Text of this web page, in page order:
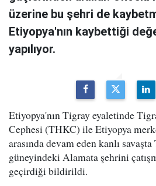
üzerine bu şehri de
Etiyopya'nın kaybettiği
yapılıyor.
Etiyopya'nın Tigray eyaletinde
Cephesi (THKC) ile Etiyopya
arasında devam eden kanlı
güneyindeki Alamata şehrini
geçirdiği bildirildi.